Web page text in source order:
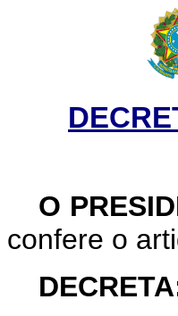
O
confere o